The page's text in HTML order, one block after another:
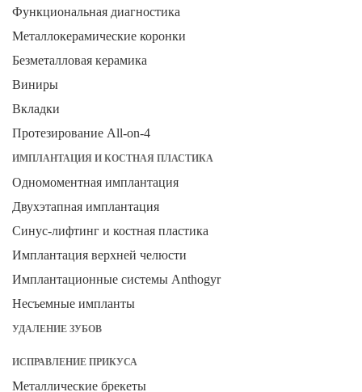
Функциональная диагностика
Металлокерамические коронки
Безметалловая керамика
Виниры
Вкладки
Протезирование All-on-4
ИМПЛАНТАЦИЯ И КОСТНАЯ ПЛАСТИКА
Одномоментная имплантация
Двухэтапная имплантация
Синус-лифтинг и костная пластика
Имплантация верхней челюсти
Имплантационные системы Anthogyr
Несъемные импланты
УДАЛЕНИЕ ЗУБОВ
ИСПРАВЛЕНИЕ ПРИКУСА
Металлические брекеты